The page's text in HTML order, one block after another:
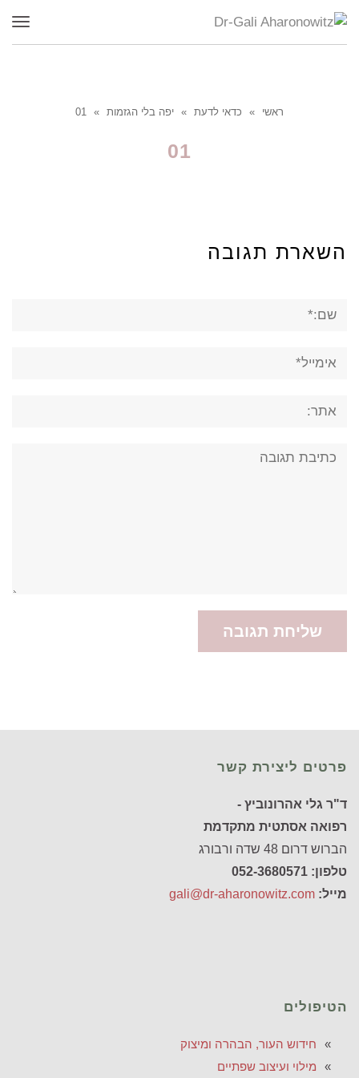
ראשי » כדאי לדעת » יפה בלי הגזמות »
01
01
השארת תגובה
פרטים ליצירת קשר
ד"ר גלי אהרונוביץ -
רפואה אסתטית מתקדמת
הברוש דרום 48 שדה ורבורג
טלפון: 052-3680571
מייל: gali@dr-aharonowitz.com
הטיפולים
חידוש העור, הבהרה ומיצוק
מילוי ועיצוב שפתיים